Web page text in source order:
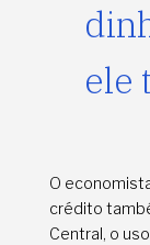
ele
O
crédito
Central, o